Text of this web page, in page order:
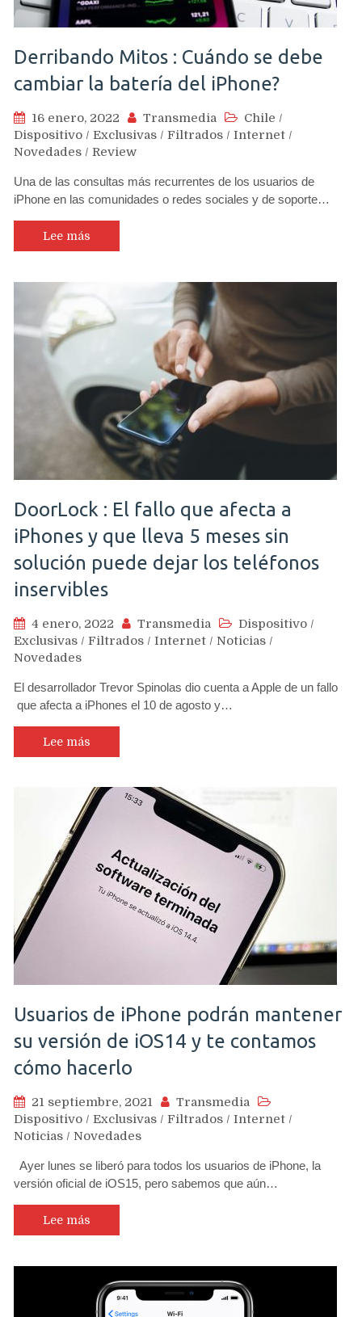
Derribando Mitos : Cuándo se debe
cambiar la batería del iPhone?
16 enero, 2022 Transmedia Chile /
Dispositivo / Exclusivas / Filtrados / Internet /
Novedades / Review
Una de las consultas más recurrentes de los usuarios de
iPhone en las comunidades o redes sociales y de soporte…
Lee más
DoorLock : El fallo que afecta a
iPhones y que lleva 5 meses sin
solución puede dejar los teléfonos
inservibles
4 enero, 2022 Transmedia Dispositivo /
Exclusivas / Filtrados / Internet / Noticias /
Novedades
El desarrollador Trevor Spinolas dio cuenta a Apple de un fallo
que afecta a iPhones el 10 de agosto y…
Lee más
Usuarios de iPhone podrán mantener
su versión de iOS14 y te contamos
cómo hacerlo
21 septiembre, 2021
Transmedia
Dispositivo / Exclusivas / Filtrados / Internet /
Noticias / Novedades
Ayer lunes se liberó para todos los usuarios de iPhone, la
versión oficial de iOS15, pero sabemos que aún…
Lee más